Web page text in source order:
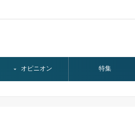
オピニオン 特集